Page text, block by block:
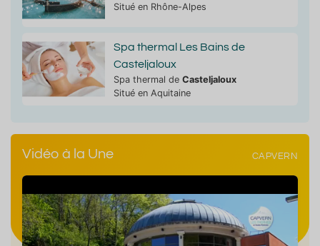
Situé en Rhône-Alpes
Spa thermal Les Bains de
Casteljaloux
Spa thermal de Casteljaloux
Situé en Aquitaine
Vidéo à la Une CAPVERN